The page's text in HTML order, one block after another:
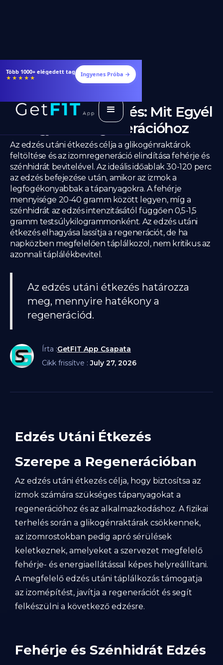
Étrendek, receptek és edzéstervek
★★★★★ Ingyenes Próba →
Edzés Utáni Étkezés: Mit Egyél
a Legjobb Regenerációhoz
Az edzés utáni étkezés célja a glikogénraktárok
feltöltése és az izomregeneráció elindítása fehérje és
szénhidrát bevitelével. Az ideális időablak 30-120 perc
az edzés befejezése után, amikor az izmok a
legfogékonyabbak a tápanyagokra. A fehérje
mennyisége 20-40 gramm között legyen, míg a
szénhidrát az edzés intenzitásától függően 0,5-1,5
gramm testsúlykilogrammonként. Az edzés utáni
étkezés elhagyása lassítja a regenerációt, de ha
napközben megfelelően táplálkozol, nem kritikus az
azonnali táplálékbevitel.
Az edzés utáni étkezés határozza
meg, mennyire hatékony a
regenerációd.
Írta :GetFIT App Csapata
Cikk frissítve :July 27, 2026
Edzés Utáni Étkezés
Szerepe a Regenerációban
Az edzés utáni étkezés célja, hogy biztosítsa az
izmok számára szükséges tápanyagokat a
regenerációhoz és az alkalmazkodáshoz. A fizikai
terhelés során a glikogénraktárak csökkennek,
az izomrostokban pedig apró sérülések
keletkeznek, amelyeket a szervezet megfelelő
fehérje- és energiaellátással képes helyreállítani.
A megfelelő edzés utáni táplálkozás támogatja
az izomépítést, javítja a regenerációt és segít
felkészülni a következő edzésre.
Fehérje és Szénhidrát Edzés